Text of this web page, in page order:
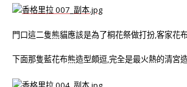
門口這二隻熊貓應該是為了桐花祭做打扮,客家花
下面那隻藍花布熊造型頗逗,完全是最火熱的清宮